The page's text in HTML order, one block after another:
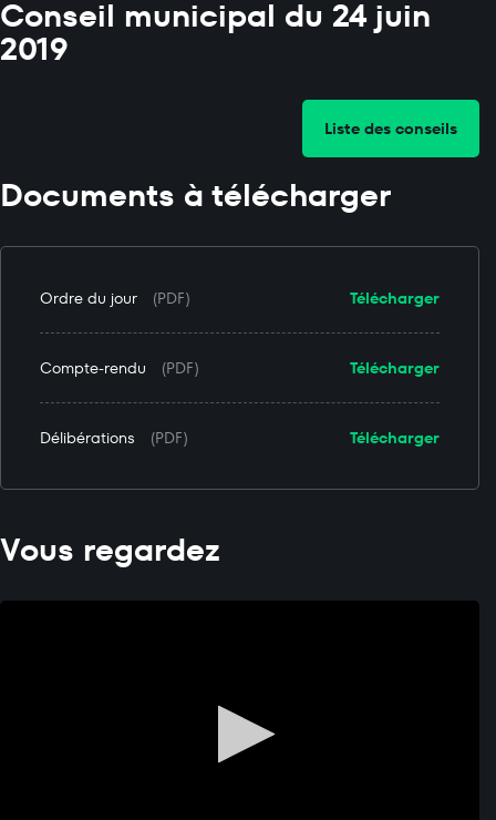
Conseil municipal du 24 juin
2019
Liste des conseils
Documents à télécharger
Télécharger
Ordre du jour (PDF)
Télécharger
Compte-rendu (PDF)
Télécharger
Délibérations (PDF)
Vous regardez